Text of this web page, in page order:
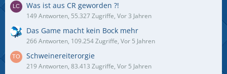
Was ist aus CR geworden ?!
149 Antworten, 55.327 Zugriffe, Vor 3 Jahren
Das Game macht kein Bock mehr
266 Antworten, 109.254 Zugriffe, Vor 5 Jahren
Schweinereiterorgie
219 Antworten, 83.413 Zugriffe, Vor 5 Jahren